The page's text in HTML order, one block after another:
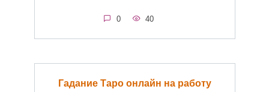
0 40
Гадание Таро онлайн на работу